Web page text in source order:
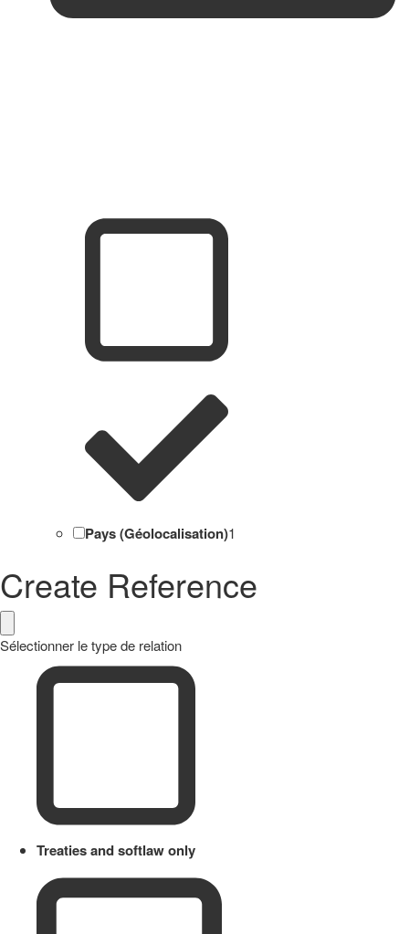
Pays (Géolocalisation)1
Create Reference
Sélectionner le type de relation
Treaties and softlaw only